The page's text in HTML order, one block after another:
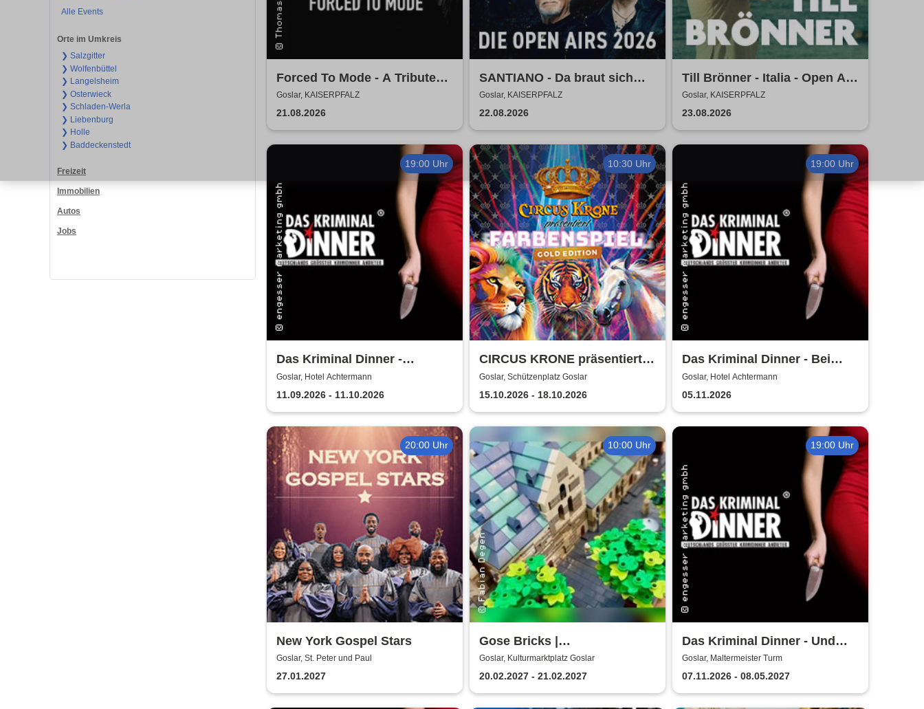
Alle Events
Orte im Umkreis
❯ Salzgitter
❯ Wolfenbüttel
❯ Langelsheim
❯ Osterwieck
❯ Schladen-Werla
❯ Liebenburg
❯ Holle
❯ Baddeckenstedt
Freizeit
Immobilien
Autos
Jobs
Forced To Mode - A Tribute
To Depeche Mode
Goslar, KAISERPFALZ
21.08.2026
SANTIANO - Da braut sich
was zusammen - Open Air
2026
Goslar, KAISERPFALZ
22.08.2026
Till Brönner - Italia - Open Air
2026
Goslar, KAISERPFALZ
23.08.2026
19:00 Uhr
Das Kriminal Dinner -
Testament à la Carte
Goslar, Hotel Achtermann
11.09.2026 - 11.10.2026
10:30 Uhr
CIRCUS KRONE präsentiert
FARBENSPIEL - Gold Edition
| Goslar
Goslar, Schützenplatz Goslar
15.10.2026 - 18.10.2026
19:00 Uhr
Das Kriminal Dinner - Bei
Aussage: Mord!
Goslar, Hotel Achtermann
05.11.2026
20:00 Uhr
New York Gospel Stars
Goslar, St. Peter und Paul
27.01.2027
10:00 Uhr
Gose Bricks |
Kulturmarktplatz Goslar
Goslar, Kulturmarktplatz Goslar
20.02.2027 - 21.02.2027
19:00 Uhr
Das Kriminal Dinner - Und
raus bist du
Goslar, Maltermeister Turm
07.11.2026 - 08.05.2027